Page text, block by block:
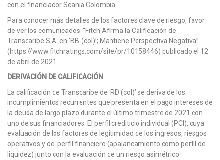
con el financiador Scania Colombia.
Para conocer más detalles de los factores clave de riesgo, favor
de ver los comunicados: “Fitch Afirma la Calificación de
Transcaribe S.A. en ‘BB-(col)’; Mantiene Perspectiva Negativa”
(https://www.fitchratings.com/site/pr/10158446) publicado el 12
de abril de 2021.
DERIVACIÓN DE CALIFICACIÓN
La calificación de Transcaribe de ‘RD (col)’ se deriva de los
incumplimientos recurrentes que presenta en el pago intereses de
la deuda de largo plazo durante el último trimestre de 2021 con
uno de sus financiadores. El perfil crediticio individual (PCI), cuya
evaluación de los factores de legitimidad de los ingresos, riesgos
operativos y del perfil financiero (apalancamiento como perfil de
liquidez) junto con la evaluación de un riesgo asimétrico